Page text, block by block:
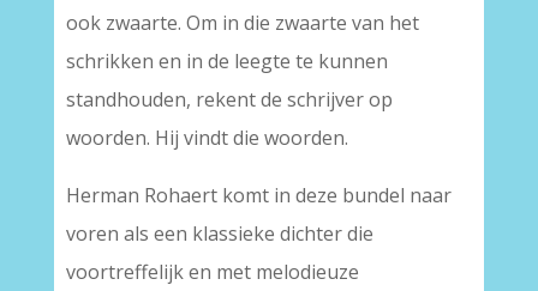
ook zwaarte. Om in die zwaarte van het
schrikken en in de leegte te kunnen
standhouden, rekent de schrijver op
woorden. Hij vindt die woorden.
Herman Rohaert komt in deze bundel naar
voren als een klassieke dichter die
voortreffelijk en met melodieuze